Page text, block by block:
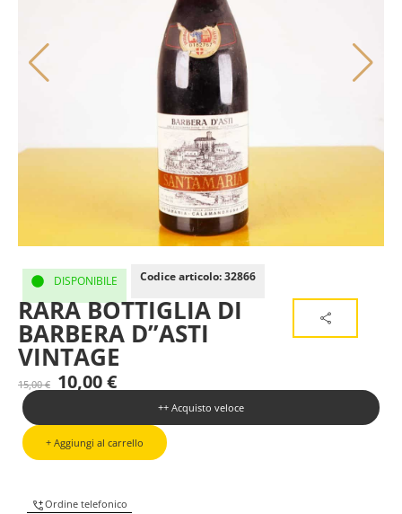
DISPONIBILE Codice articolo: 32866
RARA BOTTIGLIA DI
BARBERA D”ASTI
VINTAGE
15,00€ 10,00€
++ Acquisto veloce
+ Aggiungi al carrello
Ordine telefonico